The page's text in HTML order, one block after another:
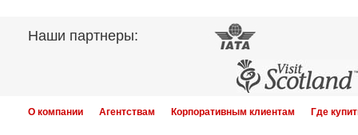
Наши партнеры:
О компании Агентствам Корпоративным клиентам Где